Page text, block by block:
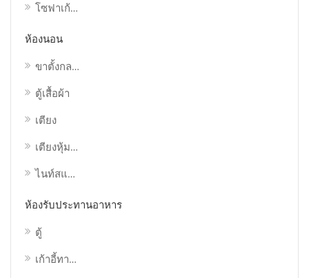
โซฟาเก้าอี้/โซฟาเดี่ยว
ห้องนอน
ขาตั้งกลางคืน
ตู้เสื้อผ้า
เตียง
เตียงหุ้มเบาะ
ไนท์สแตนด์
ห้องรับประทานอาหาร
ตู้
เก้าอี้ทานอาหาร